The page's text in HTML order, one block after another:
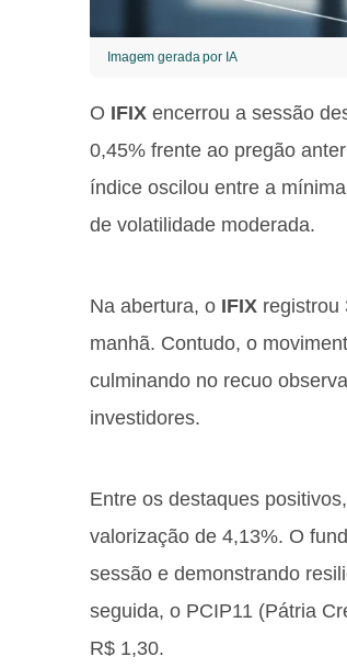
Imagem gerada por IA
O IFIX encerrou a sessão
0,45% frente ao pregão
índice oscilou entre a
de volatilidade moderada.
Na abertura, o IFIX registrou
manhã. Contudo, o
culminando no recuo
investidores.
Entre os destaques
valorização de 4,13%. O
sessão e demonstrando
seguida, o PCIP11 (Pátria
R$ 1,30.